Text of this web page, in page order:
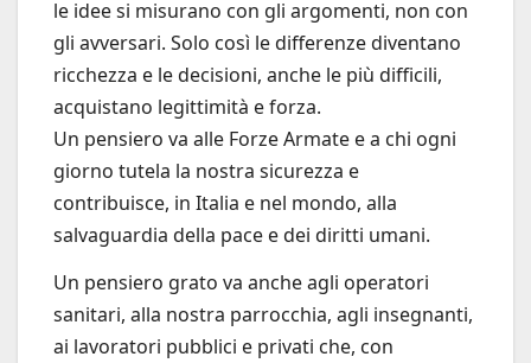
le idee si misurano con gli argomenti, non con
gli avversari. Solo così le differenze diventano
ricchezza e le decisioni, anche le più difficili,
acquistano legittimità e forza.
Un pensiero va alle Forze Armate e a chi ogni
giorno tutela la nostra sicurezza e
contribuisce, in Italia e nel mondo, alla
salvaguardia della pace e dei diritti umani.
Un pensiero grato va anche agli operatori
sanitari, alla nostra parrocchia, agli insegnanti,
ai lavoratori pubblici e privati che, con